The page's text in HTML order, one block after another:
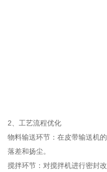
2、工艺流程优化
物料输送环节：在皮带输送机
落差和扬尘。
搅拌环节：对搅拌机进行密封